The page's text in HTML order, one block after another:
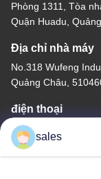
Phòng 1311, Tòa
Quận Huadu,
Địa chỉ nhà máy
No.318 Wufeng
Quảng Châu,
điện thoại
86-20-36969420
sales